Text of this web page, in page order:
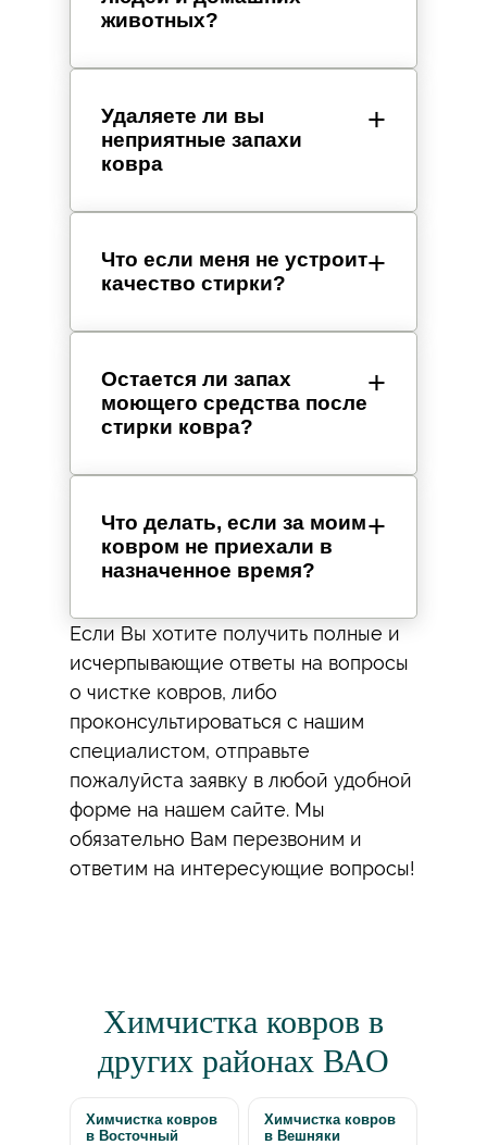
животных?
Удаляете ли вы
неприятные запахи
ковра
Что если меня не устроит
качество стирки?
Остается ли запах
моющего средства после
стирки ковра?
Что делать, если за моим
ковром не приехали в
назначенное время?
Если Вы хотите получить полные и
исчерпывающие ответы на вопросы
о чистке ковров, либо
проконсультироваться с нашим
специалистом, отправьте
пожалуйста заявку в любой удобной
форме на нашем сайте. Мы
обязательно Вам перезвоним и
ответим на интересующие вопросы!
Химчистка ковров в
других районах ВАО
Химчистка ковров
в Восточный
Химчистка ковров
в Вешняки